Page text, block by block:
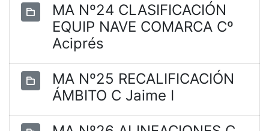
MA Nº24 CLASIFICACIÓN
EQUIP NAVE COMARCA Cº
Aciprés
MA Nº25 RECALIFICACIÓN
ÁMBITO C Jaime I